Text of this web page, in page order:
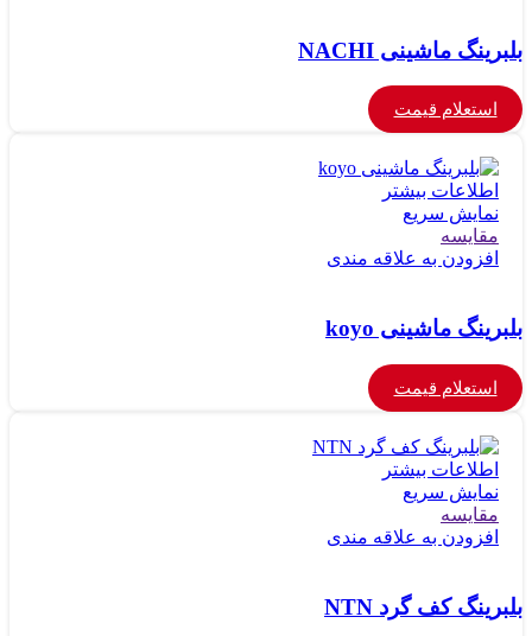
بلبرینگ ماشینی NACHI
استعلام قیمت
اطلاعات بیشتر
نمایش سریع
مقايسه
افزودن به علاقه مندی
بلبرینگ ماشینی koyo
استعلام قیمت
اطلاعات بیشتر
نمایش سریع
مقايسه
افزودن به علاقه مندی
بلبرینگ کف گرد NTN